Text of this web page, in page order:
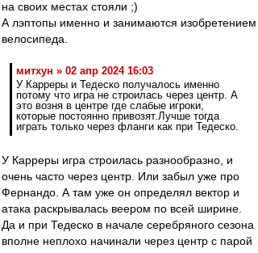
на своих местах стояли ;)
А лэптопы именно и занимаются изобретением
велосипеда.
митхун » 02 апр 2024 16:03
У Карреры и Тедеско получалось именно
потому что игра не строилась через центр. А
это возня в центре где слабые игроки,
которые постоянно привозят.Лучше тогда
играть только через фланги как при Тедеско.
У Карреры игра строилась разнообразно, и
очень часто через центр. Или забыл уже про
Фернандо. А там уже он определял вектор и
атака раскрывалась веером по всей ширине.
Да и при Тедеско в начале серебряного сезона
вполне неплохо начинали через центр с парой